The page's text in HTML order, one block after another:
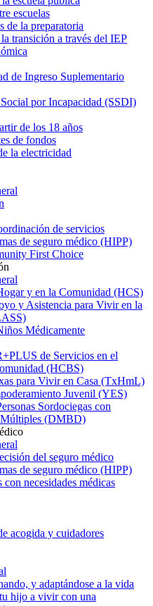
escuelas
de la preparatoria
transición a través del IEP
de Ingreso Suplementario
por Incapacidad (SSDI)
de los 18 años
de fondos
la electricidad
de servicios
de seguro médico (HIPP)
First Choice
y en la Comunidad (HCS)
y Asistencia para Vivir en la
Médicamente
de Servicios en el
(HCBS)
para Vivir en Casa (TxHmL)
Juvenil (YES)
Sordociegas con
Múltiples (DMBD)
del seguro médico
de seguro médico (HIPP)
necesidades médicas
acogida y cuidadores
y adaptándose a la vida
hijo a vivir con una